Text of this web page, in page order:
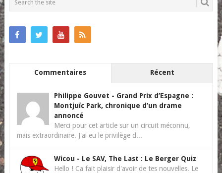
NAVIGATION
Commentaires Récent
Philippe Gouvet - Grand Prix d’Espagne :
Montjuïc Park, chronique d’un drame
annoncé
Merci pour cet article sur un circuit méconnu,
mais extraordinaire. J'ai eu le privilège d...
Wicou - Le SAV, The Last : Le Berger Quiz
Hello ! Ca fait plaisir d'avoir de tes nouvelles. Le